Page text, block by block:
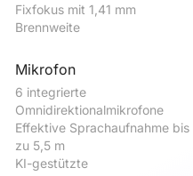
Fixfokus mit 1,41 mm
Brennweite
Mikrofon
6 integrierte
Omnidirektionalmikrofone
Effektive Sprachaufnahme bis
zu 5,5 m
KI-gestützte